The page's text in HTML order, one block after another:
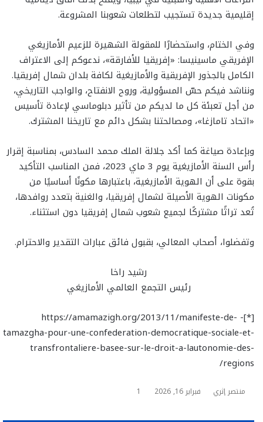
إقليمية جديدة تستجيب لتطلعات شعوبنا المشروعة.
وفي الختام، واستحضارًا للمقولة الشهيرة للزعيم الأمازيغي
الإفريقي ماسينيسا: «إفريقيا للأفارقة»، ندعوكم إلى الاعتراف
الكامل بالجذور الإفريقية والأمازيغية لكافة بلدان شمال إفريقيا.
ونناشد فيكم حسّ المسؤولية، وروح الانفتاح، والواجب التاريخي،
من أجل تعبئة كل ما لديكم من تأثير دبلوماسي لإعادة تأسيس
«اتحاد تامازغا»، ومصالحتنا بشكل دائم مع تاريخنا المشترك.
وبإعادة صياغة كما أكد جلالة الملك محمد السادس، بمناسبة إقرار
رأس السنة الأمازيغية يوم 3 ماي 2023، فمن المناسب التأكيد
بقوة على أن الهوية الأمازيغية، باعتبارها مكونًا أساسيًا من
مكونات الهوية الأصيلة لشمال إفريقيا، والغنية بتعدد روافدها،
تُعد تراثًا مشتركًا لجميع شعوب شمال إفريقيا دون استثناء.
وتفضلوا، أصحاب المعالي، بقبول فائق عبارات التقدير والاحترام.
رشيد راخا
رئيس التجمع العالمي الأمازيغي
[*]- https://amamazigh.org/2013/11/manifeste-de-
tamazgha-pour-une-confederation-democratique-sociale-et-
transfrontaliere-basee-sur-le-droit-a-lautonomie-des-
regions/
منتصر إثري فبراير 16, 2026 1